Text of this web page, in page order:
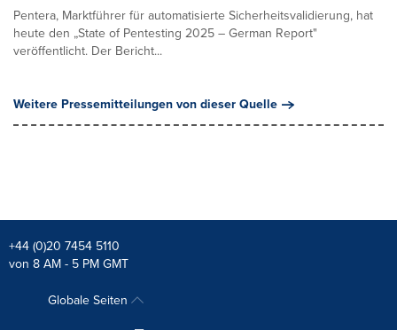
Pentera, Marktführer für automatisierte Sicherheitsvalidierung, hat
heute den „State of Pentesting 2025 – German Report"
veröffentlicht. Der Bericht...
Weitere Pressemitteilungen von dieser Quelle
+44 (0)20 7454 5110
von 8 AM - 5 PM GMT
Globale Seiten